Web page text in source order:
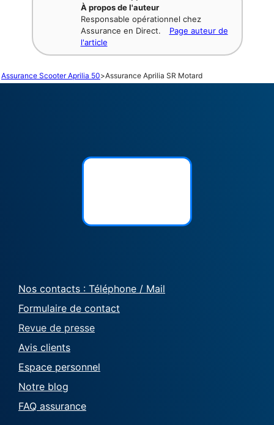
À propos de l'auteur
Responsable opérationnel chez
Assurance en Direct.
Page auteur de
l'article
Assurance Scooter Aprilia 50>Assurance Aprilia SR Motard
Nos contacts : Téléphone / Mail
Formulaire de contact
Revue de presse
Avis clients
Espace personnel
Notre blog
FAQ assurance